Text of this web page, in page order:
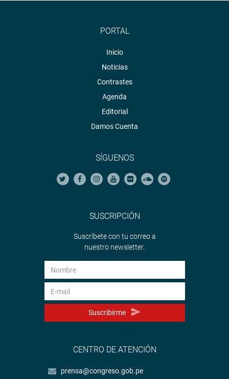
PORTAL
Inicio
Noticias
Contrastes
Agenda
Editorial
Damos Cuenta
SÍGUENOS
SUSCRIPCIÓN
Suscríbete con tu correo a
nuestro newsletter.
Suscribirme
CENTRO DE ATENCIÓN
prensa@congreso.gob.pe